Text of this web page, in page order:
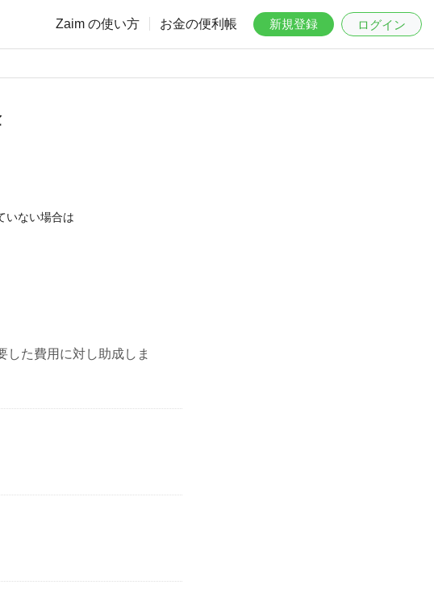
Zaim の使い方 お金の便利帳 新規登録 ログイン
いない場合は
した費用に対し助成しま